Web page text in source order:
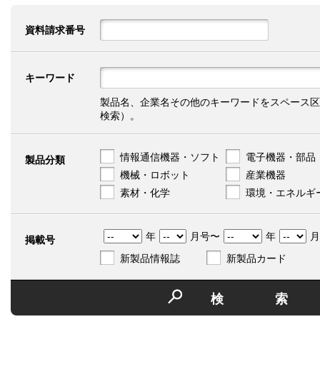
資料請求番号
キーワード
製品名、企業名その他のキーワードをスペース
検索）。
製品分類 情報通信機器・ソフト
電子機器・部品
機械・ロボット
産業機器
素材・化学
環境・エネルギ
掲載号 年 月号〜 年
新製品情報誌
新製品カード
検